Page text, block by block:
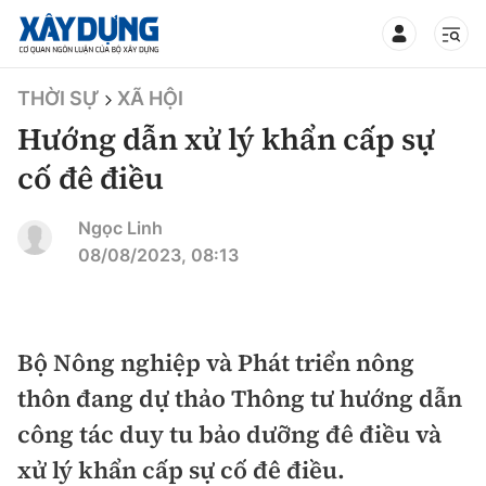
TIN BỘ XÂY DỰNG
CHUYÊN MỤC
Thời sự
Chính trị
Xã hội
Xây dựng
Chỉ đạo điều hành
Giao thông
THỜI SỰ XÃ HỘI
Hướng dẫn xử lý khẩn cấp sự
cố đê điều
Ngọc Linh
08/08/2023, 08:13
Bộ Nông nghiệp và Phát triển nông
thôn đang dự thảo Thông tư hướng dẫn
công tác duy tu bảo dưỡng đê điều và
xử lý khẩn cấp sự cố đê điều.